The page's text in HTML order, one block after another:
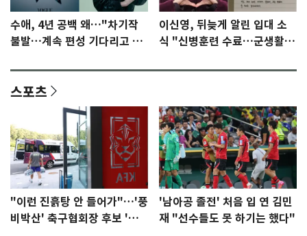
수애, 4년 공백 왜…"차기작
불발…계속 편성 기다리고 있
이신영, 뒤늦게 알린 입대 소
식 "신병훈련 수료…군생활
스포츠
"이런 진흙탕 안 들어가"…'풍
비박산' 축구협회장 후보 '실
'남아공 졸전' 처음 입 연 김민
재 "선수들도 못 하기는 했다"